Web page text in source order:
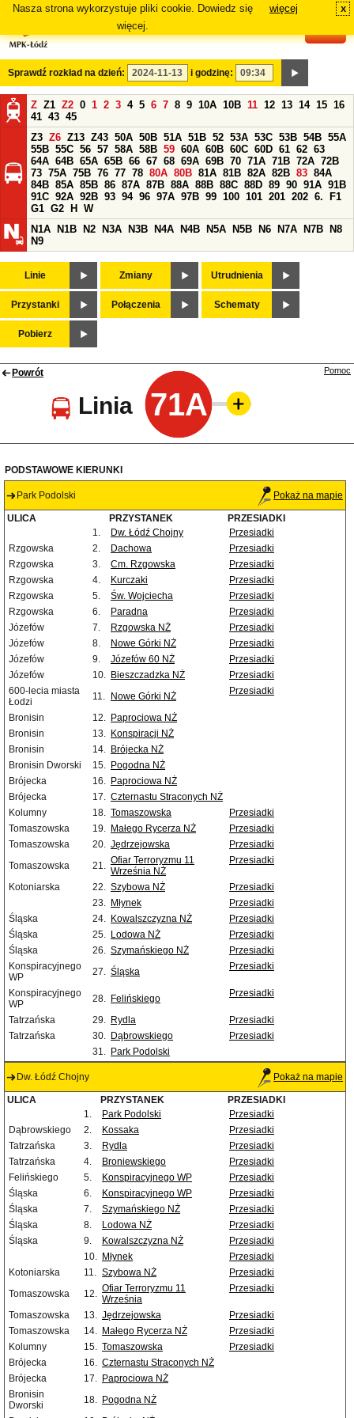
Nasza strona wykorzystuje pliki cookie. Dowiedz się
więcej.
więcej x
Sprawdź rozkład na dzień: i godzinę:
Z Z1 Z2 0 1 2 3 4 5 6 7 8 9 10A 10B 11 12 13 14 15 16
41 43 45
Z3 Z6 Z13 Z43 50A 50B 51A 51B 52 53A 53C 53B 54B 55A
55B 55C 56 57 58A 58B 59 60A 60B 60C 60D 61 62 63
64A 64B 65A 65B 66 67 68 69A 69B 70 71A 71B 72A 72B
73 75A 75B 76 77 78 80A 80B 81A 81B 82A 82B 83 84A
84B 85A 85B 86 87A 87B 88A 88B 88C 88D 89 90 91A 91B
91C 92A 92B 93 94 96 97A 97B 99 100 101 201 202 6.
F1
G1 G2 H
W
N1A
N1B N2 N3A N3B N4A N4B N5A N5B N6 N7A N7B
N8
N9
Linie Zmiany Utrudnienia
Przystanki Połączenia Schematy
Pobierz
Powrót
Linia 71A
Pomoc
PODSTAWOWE KIERUNKI
Park Podolski Pokaż na mapie
ULICA PRZYSTANEK
PRZESIADKI
1.
Dw. Łódź Chojny
Przesiadki
Rzgowska
2. Dachowa
Przesiadki
Rzgowska
3. Cm. Rzgowska
Przesiadki
Rzgowska
4. Kurczaki
Przesiadki
Rzgowska
5. Św. Wojciecha
Przesiadki
Rzgowska
6. Paradna
Przesiadki
Józefów
7. Rzgowska NŻ
Przesiadki
Józefów
8. Nowe Górki NŻ
Przesiadki
Józefów
9. Józefów 60 NŻ
Przesiadki
Józefów
10. Bieszczadzka NŻ
Przesiadki
600-lecia miasta
Łodzi
11. Nowe Górki NŻ Przesiadki
Bronisin 12. Paprociowa NŻ
Bronisin
13. Konspiracji NŻ
Bronisin
14. Brójecka NŻ
Bronisin Dworski
15. Pogodna NŻ
Brójecka
16. Paprociowa NŻ
Brójecka
17. Czternastu Straconych NŻ
Kolumny
18. Tomaszowska
Przesiadki
Tomaszowska
19. Małego Rycerza NŻ
Przesiadki
Tomaszowska
20. Jędrzejowska
Przesiadki
Tomaszowska
21. Ofiar Terroryzmu 11
Września NŻ
Przesiadki
Kotoniarska 22. Szybowa NŻ
Przesiadki
23. Młynek
Przesiadki
Śląska
24. Kowalszczyzna NŻ
Przesiadki
Śląska
25. Lodowa NŻ
Przesiadki
Śląska
26. Szymańskiego NŻ
Przesiadki
Konspiracyjnego
WP
27. Śląska Przesiadki
Konspiracyjnego
WP
28. Felińskiego Przesiadki
Tatrzańska 29. Rydla
Przesiadki
Tatrzańska
30. Dąbrowskiego
Przesiadki
31. Park Podolski
Dw. Łódź Chojny Pokaż na mapie
ULICA PRZYSTANEK
PRZESIADKI
1.
Park Podolski
Przesiadki
Dąbrowskiego
2. Kossaka
Przesiadki
Tatrzańska
3. Rydla
Przesiadki
Tatrzańska
4. Broniewskiego
Przesiadki
Felińskiego
5. Konspiracyjnego WP
Przesiadki
Śląska
6. Konspiracyjnego WP
Przesiadki
Śląska
7. Szymańskiego NŻ
Przesiadki
Śląska
8. Lodowa NŻ
Przesiadki
Śląska
9. Kowalszczyzna NŻ
Przesiadki
10. Młynek
Przesiadki
Kotoniarska
11. Szybowa NŻ
Przesiadki
Tomaszowska
12. Ofiar Terroryzmu 11
Września
Przesiadki
Tomaszowska 13. Jędrzejowska
Przesiadki
Tomaszowska
14. Małego Rycerza NŻ
Przesiadki
Kolumny
15. Tomaszowska
Przesiadki
Brójecka
16. Czternastu Straconych NŻ
Brójecka
17. Paprociowa NŻ
Bronisin
Dworski
18. Pogodna NŻ